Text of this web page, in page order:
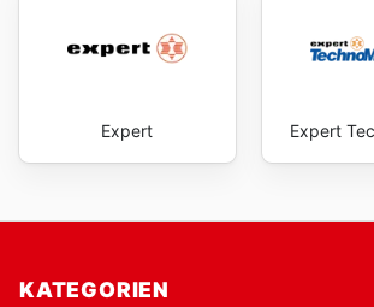
Expert Expert
KATEGORIEN